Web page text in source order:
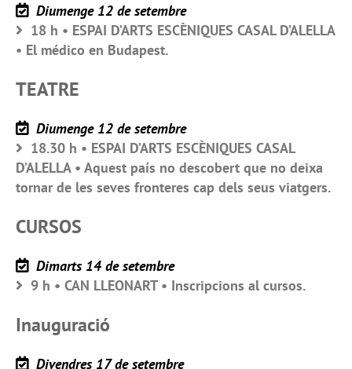
Diumenge 12 de setembre
18 h • ESPAI D’ARTS ESCÈNIQUES CASAL D’ALELLA
• El médico en Budapest.
TEATRE
Diumenge 12 de setembre
18.30 h • ESPAI D’ARTS ESCÈNIQUES CASAL
D’ALELLA • Aquest país no descobert que no deixa
tornar de les seves fronteres cap dels seus viatgers.
CURSOS
Dimarts 14 de setembre
9 h • CAN LLEONART • Inscripcions al cursos.
Inauguració
Divendres 17 de setembre